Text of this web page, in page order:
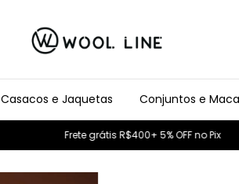
Casacos e Jaquetas Conjuntos e
Frete grátis R$400+ 5% OFF no Pix USE